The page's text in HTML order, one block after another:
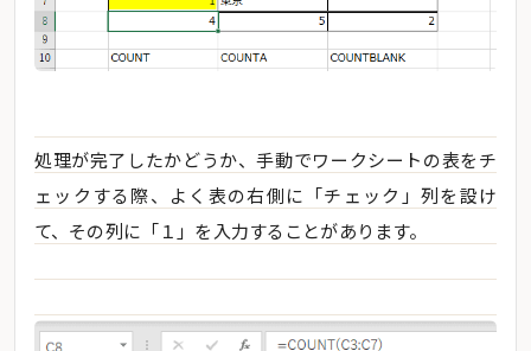
処理が完了したかどうか、手動でワークシートの表をチ
ェックする際、よく表の右側に「チェック」列を設け
て、その列に「１」を入力することがあります。